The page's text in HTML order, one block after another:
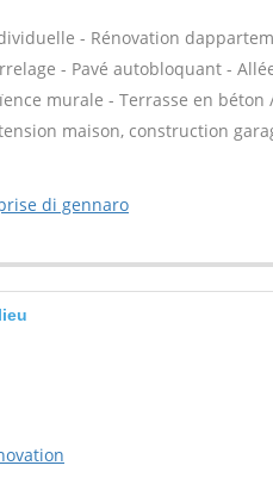
- Rénovation
- Pavé autobloquant -
murale - Terrasse en
maison, construction
di gennaro